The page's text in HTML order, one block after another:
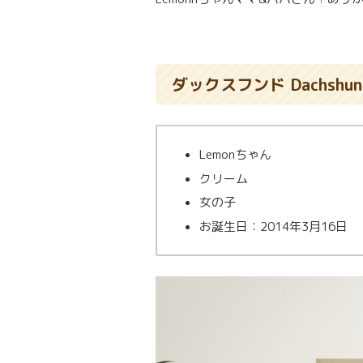
ダックスフンド
Lemonちゃん
クリーム
女の子
お誕生日：2014年3月16日